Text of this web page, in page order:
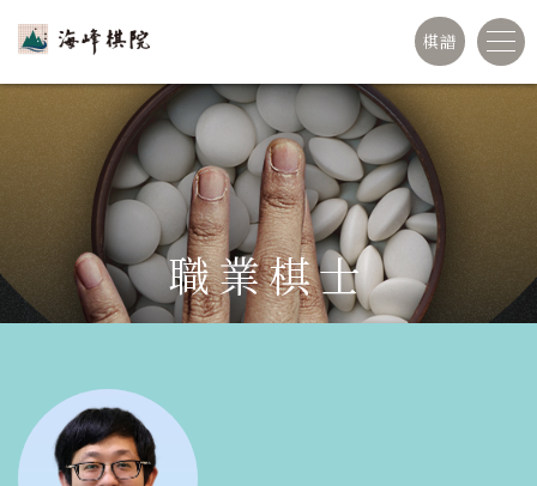
棋譜
職業棋士